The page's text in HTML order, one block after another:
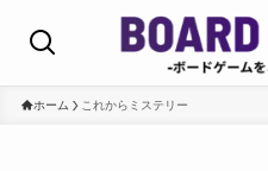
ホーム これからミステリー